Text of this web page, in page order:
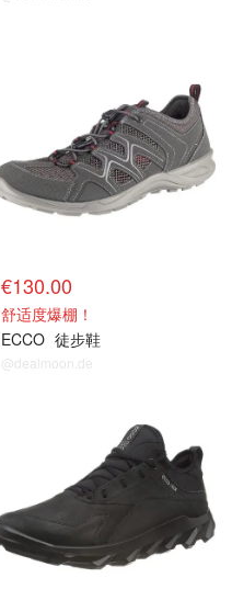
€130.00
舒适度爆棚！
ECCO 徒步鞋
@dealmoon.de